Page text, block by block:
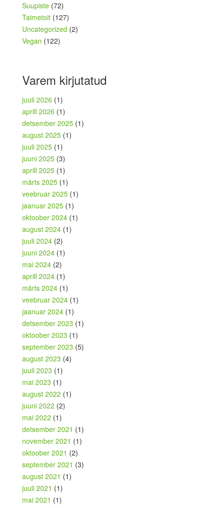
Suupiste (72)
Taimetoit (127)
Uncategorized (2)
Vegan (122)
Varem kirjutatud
juuli 2026 (1)
aprill 2026 (1)
detsember 2025 (1)
august 2025 (1)
juuli 2025 (1)
juuni 2025 (3)
aprill 2025 (1)
märts 2025 (1)
veebruar 2025 (1)
jaanuar 2025 (1)
oktoober 2024 (1)
august 2024 (1)
juuli 2024 (2)
juuni 2024 (1)
mai 2024 (2)
aprill 2024 (1)
märts 2024 (1)
veebruar 2024 (1)
jaanuar 2024 (1)
detsember 2023 (1)
oktoober 2023 (1)
september 2023 (5)
august 2023 (4)
juuli 2023 (1)
mai 2023 (1)
august 2022 (1)
juuni 2022 (2)
mai 2022 (1)
detsember 2021 (1)
november 2021 (1)
oktoober 2021 (2)
september 2021 (3)
august 2021 (1)
juuli 2021 (1)
mai 2021 (1)